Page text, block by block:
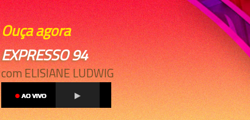
Ouça agora
EXPRESSO 94
com ELISIANE LUDWIG